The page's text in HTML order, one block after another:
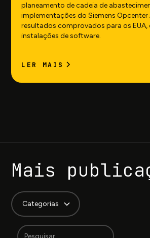
planeamento de cadeia de
implementações do Siemens Opcenter
resultados comprovados para os EUA,
instalações de software.
LER MAIS
Mais
Categorias